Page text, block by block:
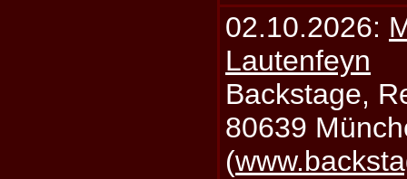
02.10.2026:
Lautenfeyn
Backstage,
80639
(